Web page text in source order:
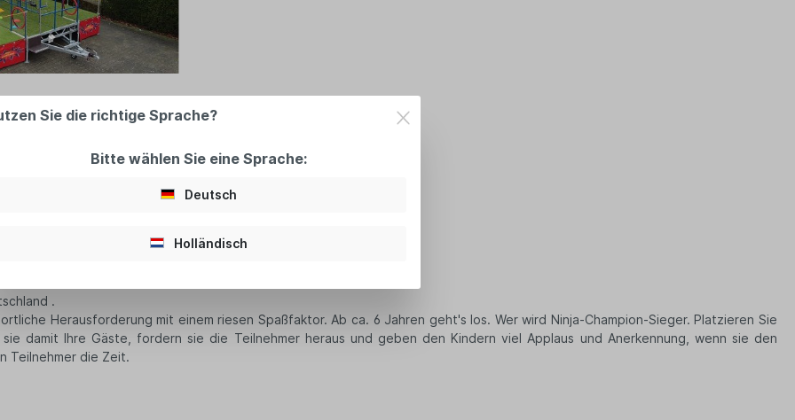
.
Herausforderung mit einem riesen Spaßfaktor. Ab ca. 6 Jahren geht's los. Wer wird Ninja-Champion-Sieger. Platzieren Sie
damit Ihre Gäste, fordern sie die Teilnehmer heraus und geben den Kindern viel Applaus und Anerkennung, wenn sie den
Teilnehmer die Zeit.
Sie die richtige Sprache?
Bitte wählen Sie eine Sprache:
Deutsch
Holländisch